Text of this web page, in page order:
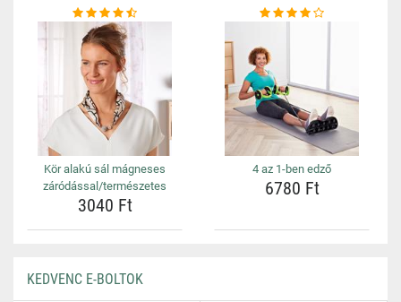
Kör alakú sál mágneses
záródással/természetes
3040 Ft
4 az 1-ben edző
6780 Ft
KEDVENC E-BOLTOK